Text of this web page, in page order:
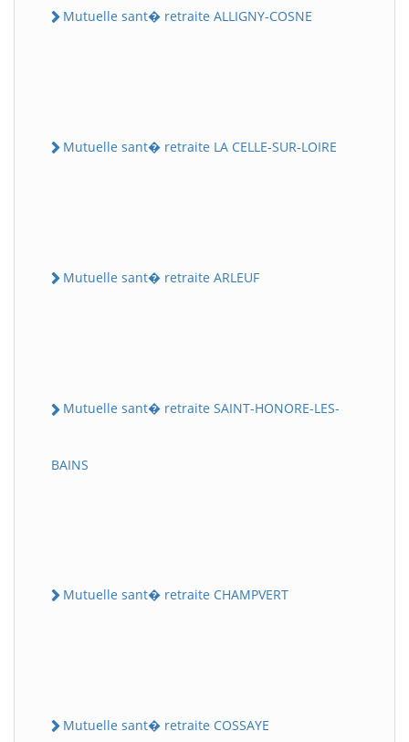
Mutuelle sant� retraite ALLIGNY-COSNE
Mutuelle sant� retraite LA CELLE-SUR-LOIRE
Mutuelle sant� retraite ARLEUF
Mutuelle sant� retraite SAINT-HONORE-LES-
BAINS
Mutuelle sant� retraite CHAMPVERT
Mutuelle sant� retraite COSSAYE